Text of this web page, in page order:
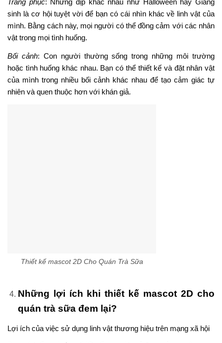
sinh là cơ hội tuyệt vời để bạn có cái nhìn khác về linh vật của
mình. Bằng cách này, mọi người có thể đồng cảm với các nhân
vật trong mọi tình huống.
Bối cảnh: Con người thường sống trong những môi trường
hoặc tình huống khác nhau. Bạn có thể thiết kế và đặt nhân vật
của mình trong nhiều bối cảnh khác nhau để tạo cảm giác tự
nhiên và quen thuộc hơn với khán giả.
Thiết kế mascot 2D Cho Quán Trà Sữa
Những lợi ích khi thiết kế mascot 2D cho
quán trà sữa đem lại?
Lợi ích của việc sử dụng linh vật thương hiệu trên mạng xã hội